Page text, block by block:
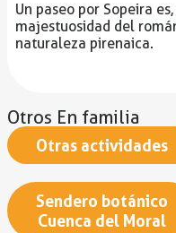
Un paseo por Sopeira
majestuosidad del
naturaleza pirenaica.
Otros En familia
Otras actividades
Sendero botánico
Cuenca del Moral